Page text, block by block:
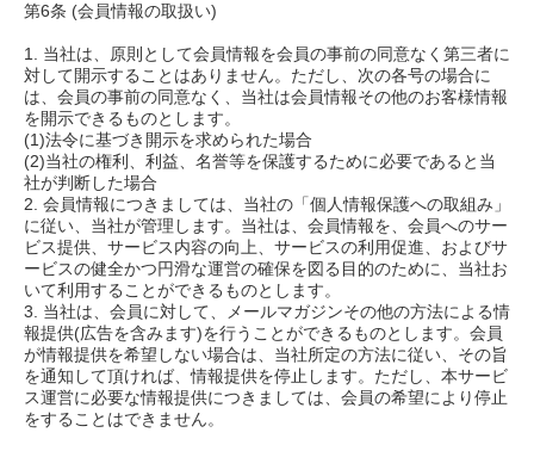
第6条 (会員情報の取扱い)
1. 当社は、原則として会員情報を会員の事前の同意なく第三者に
対して開示することはありません。ただし、次の各号の場合に
は、会員の事前の同意なく、当社は会員情報その他のお客様情報
を開示できるものとします。
(1)法令に基づき開示を求められた場合
(2)当社の権利、利益、名誉等を保護するために必要であると当
社が判断した場合
2. 会員情報につきましては、当社の「個人情報保護への取組み」
に従い、当社が管理します。当社は、会員情報を、会員へのサー
ビス提供、サービス内容の向上、サービスの利用促進、およびサ
ービスの健全かつ円滑な運営の確保を図る目的のために、当社お
いて利用することができるものとします。
3. 当社は、会員に対して、メールマガジンその他の方法による情
報提供(広告を含みます)を行うことができるものとします。会員
が情報提供を希望しない場合は、当社所定の方法に従い、その旨
を通知して頂ければ、情報提供を停止します。ただし、本サービ
ス運営に必要な情報提供につきましては、会員の希望により停止
をすることはできません。